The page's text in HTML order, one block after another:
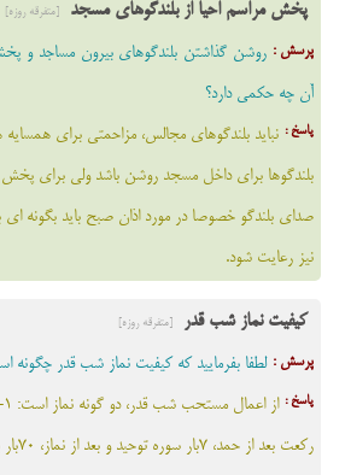
پخش مراسم احیا از بلندگوهای مسجد [متفرقه روزه]
پرسش : روشن گذاشتن بلندگوهای بیرون مساجد و
آن چه حکمی دارد؟
پاسخ : نبايد بلندگوهاي مجالس، مزاحمتي براي همسايه
بلندگوها براي داخل مسجد روشن باشد ولي براي پخش
صداي بلندگو خصوصا در مورد اذان صبح بايد بگونه
نيز رعايت شود.
کیفیت نماز شب قدر [متفرقه روزه]
پرسش : لطفا بفرمایید که کیفیت نماز شب قدر چگونه
پاسخ :
رکعت